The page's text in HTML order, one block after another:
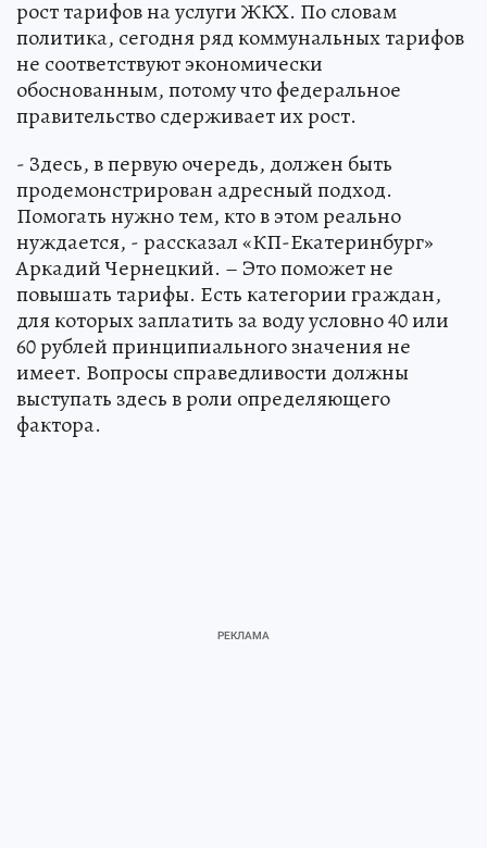
рост тарифов на услуги ЖКХ. По словам
политика, сегодня ряд коммунальных тарифов
не соответствуют экономически
обоснованным, потому что федеральное
правительство сдерживает их рост.
- Здесь, в первую очередь, должен быть
продемонстрирован адресный подход.
Помогать нужно тем, кто в этом реально
нуждается, - рассказал «КП-Екатеринбург»
Аркадий Чернецкий. – Это поможет не
повышать тарифы. Есть категории граждан,
для которых заплатить за воду условно 40 или
60 рублей принципиального значения не
имеет. Вопросы справедливости должны
выступать здесь в роли определяющего
фактора.